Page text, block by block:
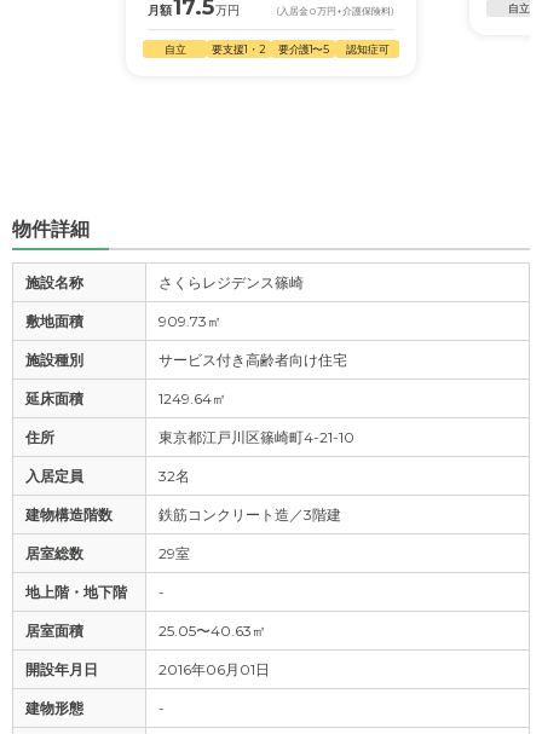
月額17.5万円 (入居金0万円 +介護保険料)
自立 要支援1・2 要介護1〜5 認知症可
自立
物件詳細
施設名称 さくらレジデンス篠崎
敷地面積 909.73㎡
施設種別 サービス付き高齢者向け住宅
延床面積 1249.64㎡
住所 東京都江戸川区篠崎町4-21-10
入居定員 32名
建物構造階数 鉄筋コンクリート造／3階建
居室総数 29室
地上階・地下階 -
居室面積 25.05〜40.63㎡
開設年月日 2016年06月01日
建物形態 -